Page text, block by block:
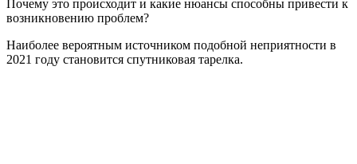
Почему это происходит и какие нюансы способны привести к
возникновению проблем?
Наиболее вероятным источником подобной неприятности в
2021 году становится спутниковая тарелка.